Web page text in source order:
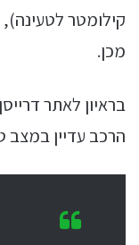
קילומטר
מכן.
בראיון לאתר
הרכב עדיין במצב